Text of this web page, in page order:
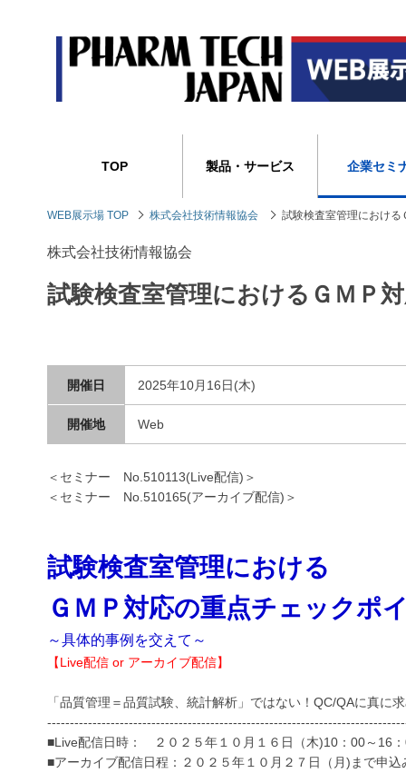
TOP 製品・サービス 企業セミ
WEB展示場 TOP 株式会社技術情報協会 試験検査室管理におけ
株式会社技術情報協会
試験検査室管理におけるＧＭＰ
開催日 2025年10月16日(木)
開催地 Web
＜セミナー No.510113(Live配信)＞
＜セミナー No.510165(アーカイブ配信)＞
試験検査室管理における
ＧＭＰ対応の重点チェックポ
～具体的事例を交えて～
【Live配信 or アーカイブ配信】
「品質管理＝品質試験、統計解析」ではない！QC/QAに真に
■Live配信日時： ２０２５年１０月１６日（木)10：00～16
■アーカイブ配信日程：２０２５年１０月２７日（月)まで申